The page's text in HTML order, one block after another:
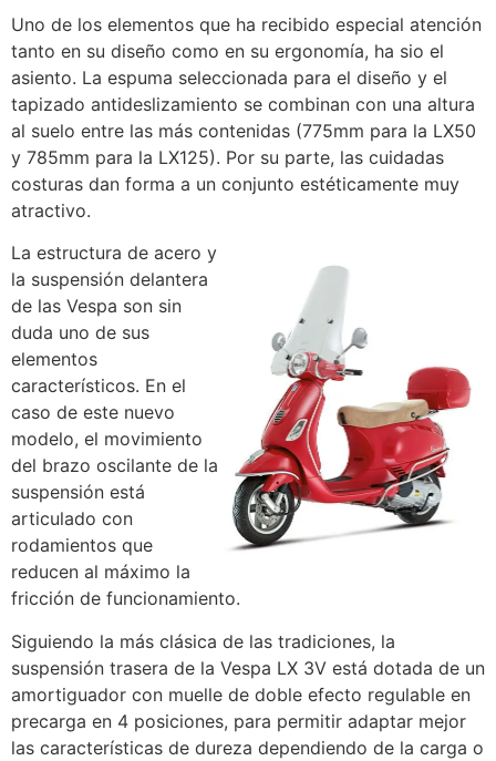
Uno de los elementos que ha recibido especial atención
tanto en su diseño como en su ergonomía, ha sio el
asiento. La espuma seleccionada para el diseño y el
tapizado antideslizamiento se combinan con una altura
al suelo entre las más contenidas (775mm para la LX50
y 785mm para la LX125). Por su parte, las cuidadas
costuras dan forma a un conjunto estéticamente muy
atractivo.
La estructura de acero y
la suspensión delantera
de las Vespa son sin
duda uno de sus
elementos
característicos. En el
caso de este nuevo
modelo, el movimiento
del brazo oscilante de la
suspensión está
articulado con
rodamientos que
reducen al máximo la
fricción de funcionamiento.
Siguiendo la más clásica de las tradiciones, la
suspensión trasera de la Vespa LX 3V está dotada de un
amortiguador con muelle de doble efecto regulable en
precarga en 4 posiciones, para permitir adaptar mejor
las características de dureza dependiendo de la carga o